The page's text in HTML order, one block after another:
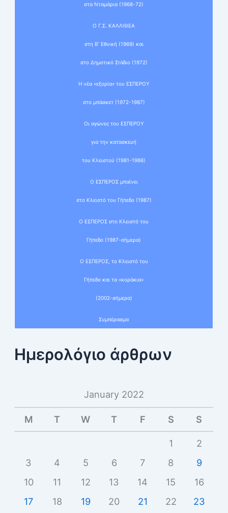
στα Νταμάρια (1968-72)
Ο Γ.Σ. ΚΑΛΛΙΘΕΑ
στη Β’ Εθνική (1969) και
στο Δημοτικό Στάδιο (1972)
Η νέα «εξορία» του ΕΣΠΕΡΟΥ
στο μπάσκετ (1972-1987)
Οι αγώνες του ΕΣΠΕΡΟΥ
για την κατασκευή
του Κλειστού (1981-1986)
Ο ΕΣΠΕΡΟΣ μπαίνει
στο Κλειστό του Γήπεδο (1987)
Ο ΕΣΠΕΡΟΣ στο Κλειστό του
Γήπεδο (1987-σήμερα)
Ο ΕΣΠΕΡΟΣ, το Κλειστό του
Γήπεδο και τα «κοράκια»
(2002-σήμερα)
Συμπέρασμα
Ημερολόγιο άρθρων
January 2022
M T W T F S S
1
2
3
4 5 6 7 8
9
10
11 12 13 14 15
16
17
18 19 20 21 22 23